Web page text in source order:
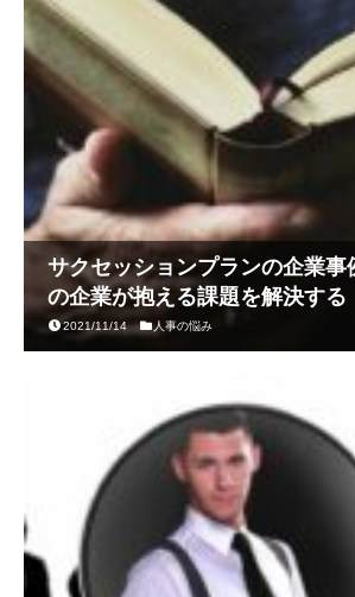
サクセッションプランの企業事
の企業が抱える課題を解決する
2021/11/14 人事の悩み